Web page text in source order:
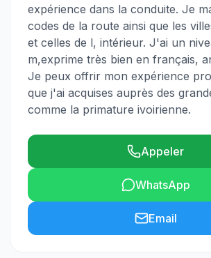
expérience dans la conduite. Je
codes de la route ainsi que les
et celles de l, intérieur. J'ai un
m,exprime très bien en français,
Je peux offrir mon expérience
que j'ai acquises auprès des
comme la primature ivoirienne.
Appeler
WhatsApp
Email